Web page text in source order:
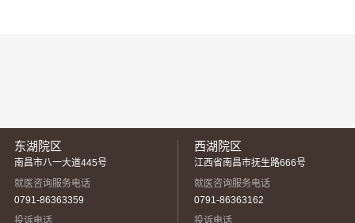
东湖院区
南昌市八一大道445号
就医咨询服务电话
0791-86363359
投诉电话
西湖院区
江西省南昌市抚生路666号
就医咨询服务电话
0791-86363162
投诉电话